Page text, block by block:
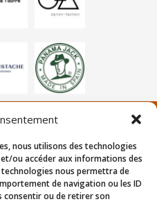
nous utilisons des technologies
ou accéder aux informations des
nous permettra de
de navigation ou les ID
consentir ou de retirer son
de nous ?
réseaux sociaux !
Instagram